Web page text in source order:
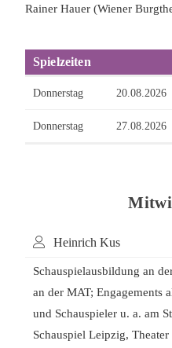
Rainer Hauer (Wiener
Spielzeiten
Donnerstag 20.08.2026
Donnerstag 27.08.2026
Heinrich Kus
Schauspielausbildung an
an der MAT; Engagements
und Schauspieler u. a. am
Schauspiel Leipzig,